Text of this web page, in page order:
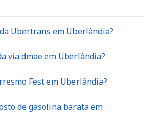
Ubertrans em Uberlândia?
via dmae em Uberlândia?
Fest em Uberlândia?
de gasolina barata em